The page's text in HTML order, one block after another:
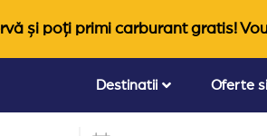
și poți primi carburant gratis!
Destinatii Oferte